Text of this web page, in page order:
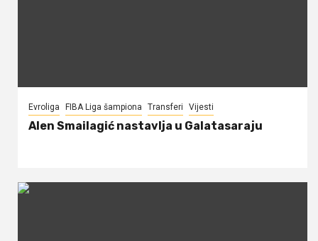
Evroliga FIBA Liga šampiona Transferi Vijesti
Alen Smailagić nastavlja u Galatasaraju